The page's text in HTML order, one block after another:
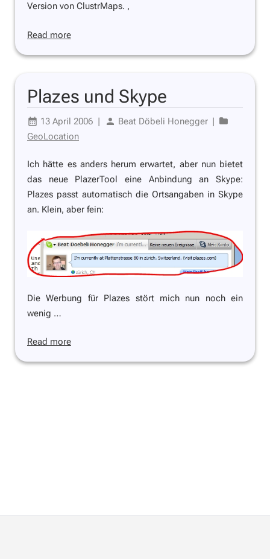
Version von ClustrMaps. ,
Read more
Plazes und Skype
13 April 2006 | Beat Döbeli Honegger |
GeoLocation
Ich hätte es anders herum erwartet, aber nun bietet
das neue PlazerTool eine Anbindung an Skype:
Plazes passt automatisch die Ortsangaben in Skype
an. Klein, aber fein:
Die Werbung für Plazes stört mich nun noch ein
wenig …
Read more